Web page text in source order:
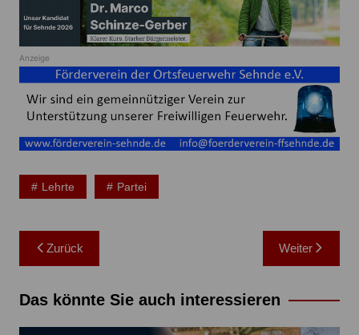
Anzeige
Lehrte Partei
Beitragsnavigation
Zurück Weiter
Das könnte Sie auch interessieren